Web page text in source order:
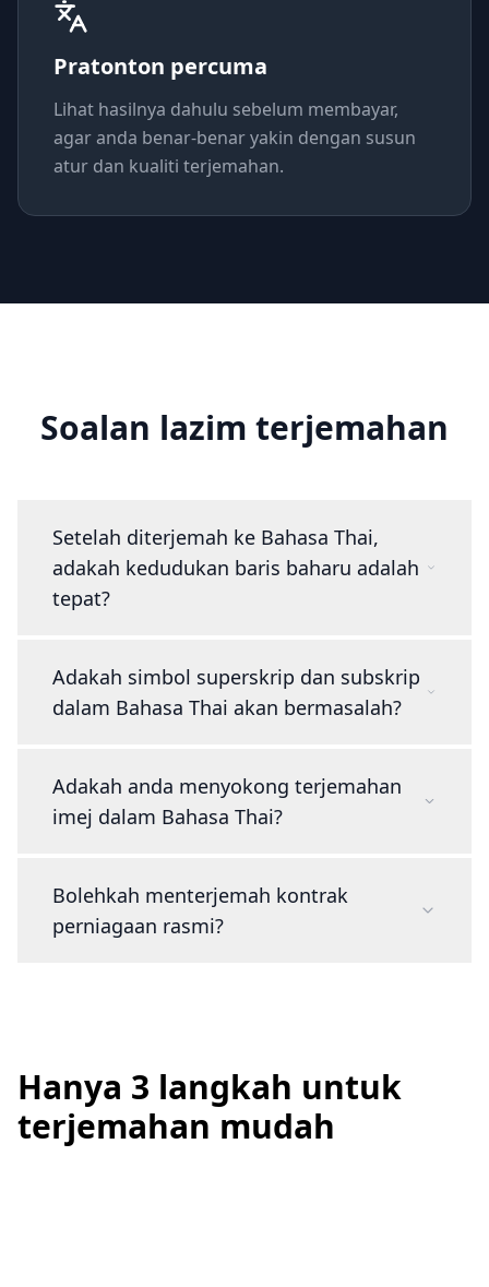
Pratonton percuma
Lihat hasilnya dahulu sebelum membayar,
agar anda benar-benar yakin dengan susun
atur dan kualiti terjemahan.
Soalan lazim terjemahan
Setelah diterjemah ke Bahasa Thai,
adakah kedudukan baris baharu adalah
tepat?
Adakah simbol superskrip dan subskrip
dalam Bahasa Thai akan bermasalah?
Adakah anda menyokong terjemahan
imej dalam Bahasa Thai?
Bolehkah menterjemah kontrak
perniagaan rasmi?
Hanya 3 langkah untuk
terjemahan mudah